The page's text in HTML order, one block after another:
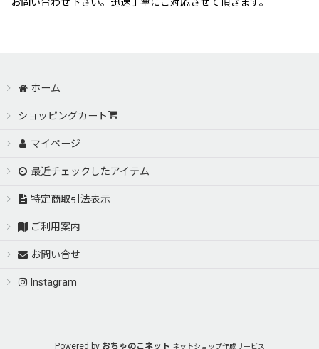
お問い合わせ下さい。迅速丁寧にご対応させて頂きます。
ホーム
ショッピングカート
マイページ
最近チェックしたアイテム
特定商取引法表示
ご利用案内
お問い合せ
Instagram
Powered by おちゃのこネット ネットショップ作成サービス